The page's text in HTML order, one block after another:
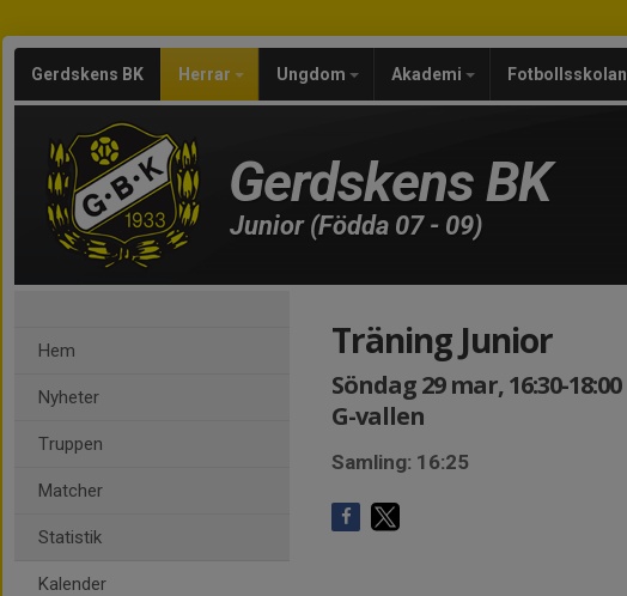
Gerdskens BK Herrar Ungdom Akademi Fotbollsskolan
Gerdskens BK
Junior (Födda 07 - 09)
Hem
Nyheter
Truppen
Matcher
Statistik
Kalender
Träning Junior
Söndag 29 mar, 16:30-18:00
G-vallen
Samling: 16:25